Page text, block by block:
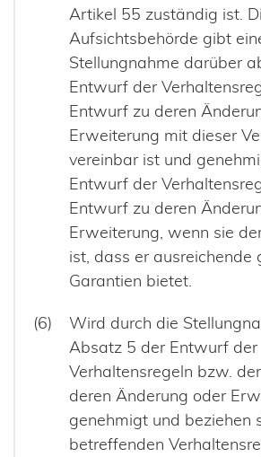
Artikel 55 zuständig ist.
Aufsichtsbehörde gibt
Stellungnahme darüber
Entwurf der
Entwurf zu deren
Erweiterung mit dieser
vereinbar ist und
Entwurf der
Entwurf zu deren
Erweiterung, wenn sie
ist, dass er ausreichende
Garantien bietet.
Wird durch die
Absatz 5 der Entwurf der
Verhaltensregeln bzw.
deren Änderung oder
genehmigt und beziehen
betreffenden